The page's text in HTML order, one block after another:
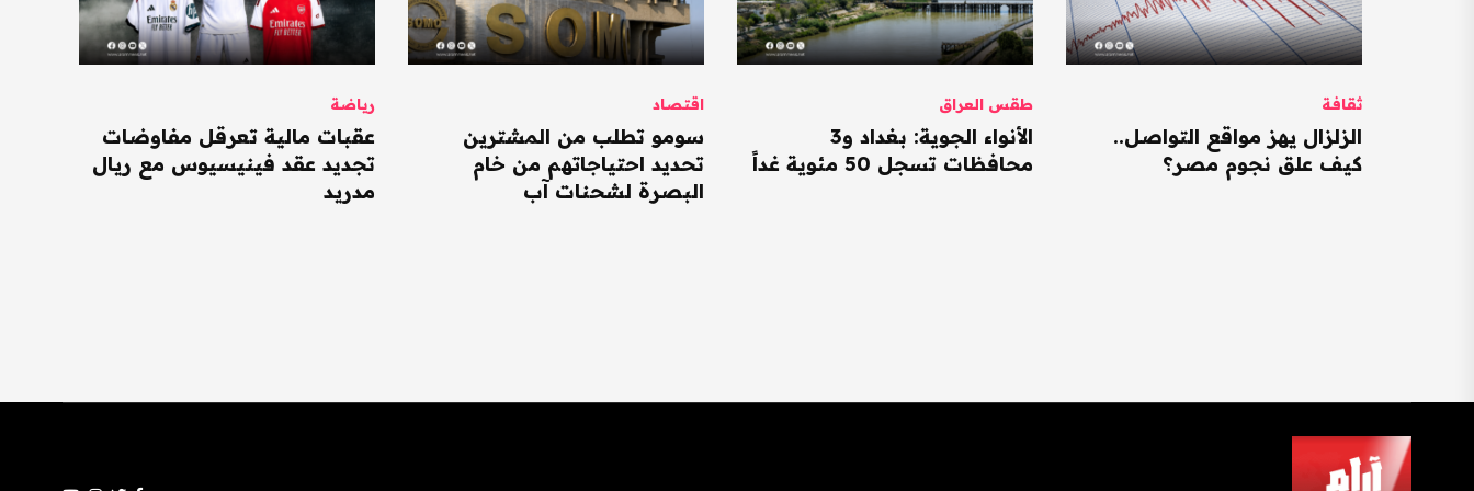
ثقافة
الزلزال يهز مواقع التواصل..
كيف علق نجوم مصر؟
طقس العراق
الأنواء الجوية: بغداد و3
محافظات تسجل 50 مئوية غداً
اقتصاد
سومو تطلب من المشترين
تحديد احتياجاتهم من خام
البصرة لشحنات آب
رياضة
عقبات مالية تعرقل مفاوضات
تجديد عقد فينيسيوس مع ريال
مدريد